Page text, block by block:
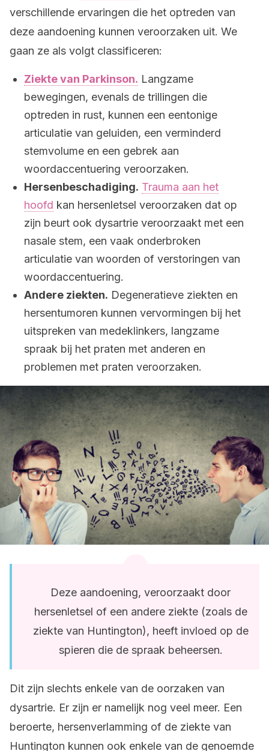
verschillende ervaringen die het optreden van
deze aandoening kunnen veroorzaken uit. We
gaan ze als volgt classificeren:
Ziekte van Parkinson. Langzame
bewegingen, evenals de trillingen die
optreden in rust, kunnen een eentonige
articulatie van geluiden, een verminderd
stemvolume en een gebrek aan
woordaccentuering veroorzaken.
Hersenbeschadiging. Trauma aan het
hoofd kan hersenletsel veroorzaken dat op
zijn beurt ook dysartrie veroorzaakt met een
nasale stem, een vaak onderbroken
articulatie van woorden of verstoringen van
woordaccentuering.
Andere ziekten. Degeneratieve ziekten en
hersentumoren kunnen vervormingen bij het
uitspreken van medeklinkers, langzame
spraak bij het praten met anderen en
problemen met praten veroorzaken.
Deze aandoening, veroorzaakt door
hersenletsel of een andere ziekte (zoals de
ziekte van Huntington), heeft invloed op de
spieren die de spraak beheersen.
Dit zijn slechts enkele van de oorzaken van
dysartrie. Er zijn er namelijk nog veel meer. Een
beroerte, hersenverlamming of de ziekte van
Huntington kunnen ook enkele van de genoemde